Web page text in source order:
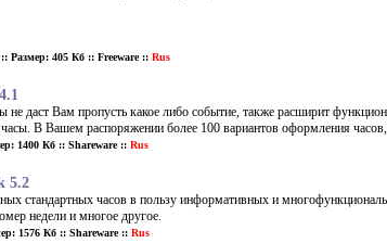
Размер: 405 Кб :: Freeware :: Rus
не даст Вам пропусть какое либо событие, также расширит
В Вашем распоряжении более 100 вариантов оформления
1400 Кб :: Shareware :: Rus
5.2
стандартных часов в пользу информативных и
недели и многое другое.
1576 Кб :: Shareware :: Rus